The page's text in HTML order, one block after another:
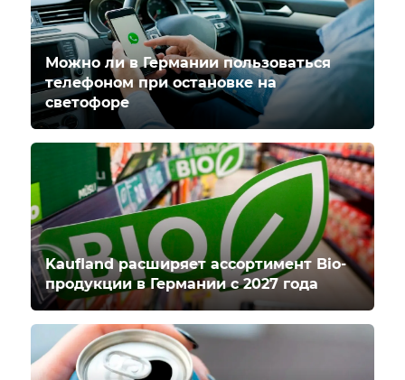
Можно ли в Германии пользоваться
телефоном при остановке на
светофоре
Kaufland расширяет ассортимент Bio-
продукции в Германии с 2027 года